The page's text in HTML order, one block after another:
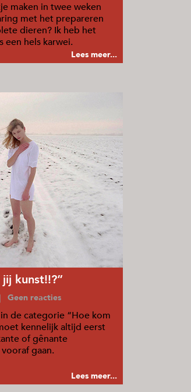
maken in twee weken
met het prepareren
dieren? Ik heb het
een hels karwei.
Lees meer...
kunst!!?”
Geen reacties
de categorie “Hoe kom
kennelijk altijd eerst
of gênante
gaan.
Lees meer...